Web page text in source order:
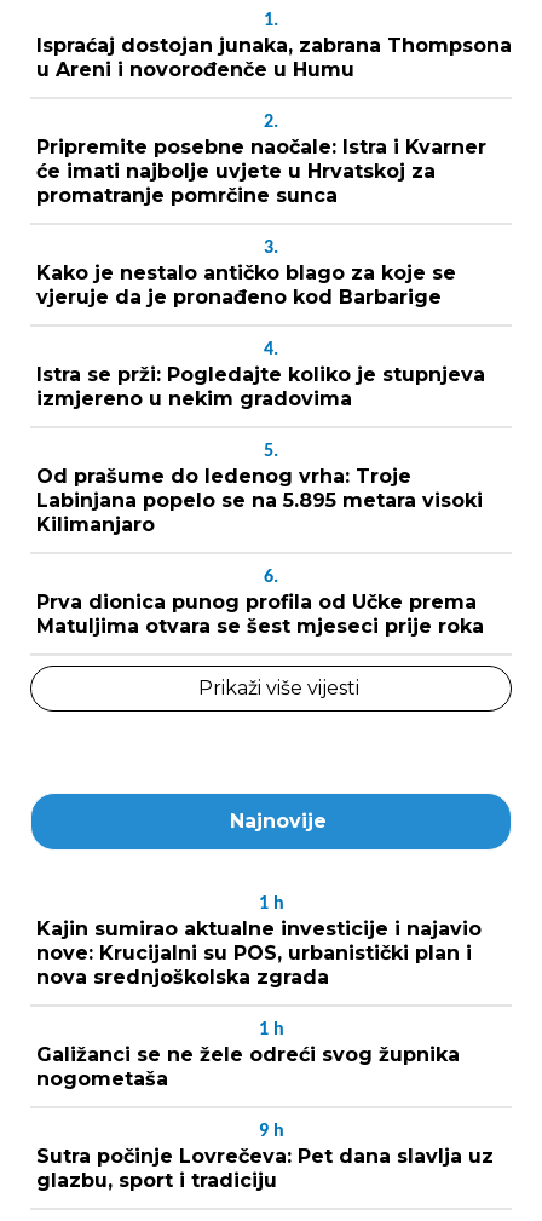
1.
Ispraćaj dostojan junaka, zabrana Thompsona
u Areni i novorođenče u Humu
2.
Pripremite posebne naočale: Istra i Kvarner
će imati najbolje uvjete u Hrvatskoj za
promatranje pomrčine sunca
3.
Kako je nestalo antičko blago za koje se
vjeruje da je pronađeno kod Barbarige
4.
Istra se prži: Pogledajte koliko je stupnjeva
izmjereno u nekim gradovima
5.
Od prašume do ledenog vrha: Troje
Labinjana popelo se na 5.895 metara visoki
Kilimanjaro
6.
Prva dionica punog profila od Učke prema
Matuljima otvara se šest mjeseci prije roka
Prikaži više vijesti
Najnovije
1 h
Kajin sumirao aktualne investicije i najavio
nove: Krucijalni su POS, urbanistički plan i
nova srednjoškolska zgrada
1 h
Galižanci se ne žele odreći svog župnika
nogometaša
9 h
Sutra počinje Lovrečeva: Pet dana slavlja uz
glazbu, sport i tradiciju